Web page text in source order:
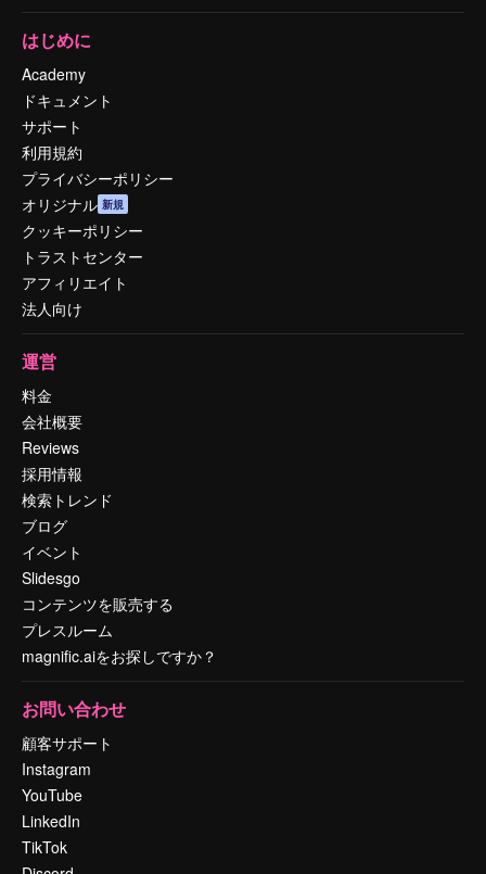
はじめに
Academy
ドキュメント
サポート
利用規約
プライバシーポリシー
オリジナル 新規
クッキーポリシー
トラストセンター
アフィリエイト
法人向け
運営
料金
会社概要
Reviews
採用情報
検索トレンド
ブログ
イベント
Slidesgo
コンテンツを販売する
プレスルーム
magnific.aiをお探しですか？
お問い合わせ
顧客サポート
Instagram
YouTube
LinkedIn
TikTok